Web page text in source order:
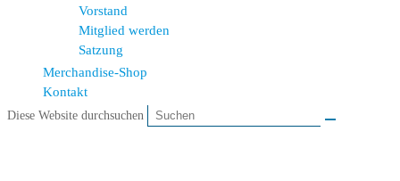
Vorstand
Mitglied werden
Satzung
Merchandise-Shop
Kontakt
Diese Website durchsuchen